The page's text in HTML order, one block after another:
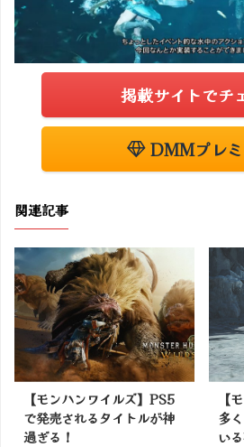
掲載サイトでチ
DMMプレ
関連記事
【モンハンワイルズ】PS5
で発売されるタイトルが神
過ぎる！
【
多
い